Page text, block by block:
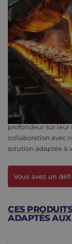
ELTREX MOTION :
Les bons choix en
d’étanchéité, de
maximisent la
performances des
mieux que
expérience, nous
les composants
machine dans son
Dans notre
monter différents
profondeur sur leur
collaboration avec
solution adaptée à
Vous avez un
CES
ADAPTÉS